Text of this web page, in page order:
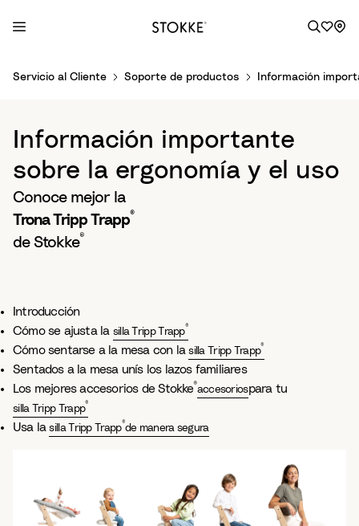
Servicio al Cliente Soporte de productos Información
Información importante
sobre la ergonomía y el uso
Conoce mejor la
Trona Tripp Trapp®
de Stokke®
Introducción
Cómo se ajusta la silla Tripp Trapp®
Cómo sentarse a la mesa con lasilla Tripp Trapp®
Sentados a la mesa unís los lazos familiares
Los mejores accesorios de Stokke®accesoriospara tu
silla Tripp Trapp®
Usa lasilla Tripp Trapp®de manera segura